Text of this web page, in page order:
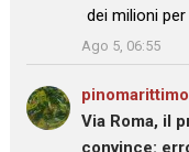
dei milioni per
”
Ago 5, 06:55
pinomarittimo
Via Roma, il
convince: